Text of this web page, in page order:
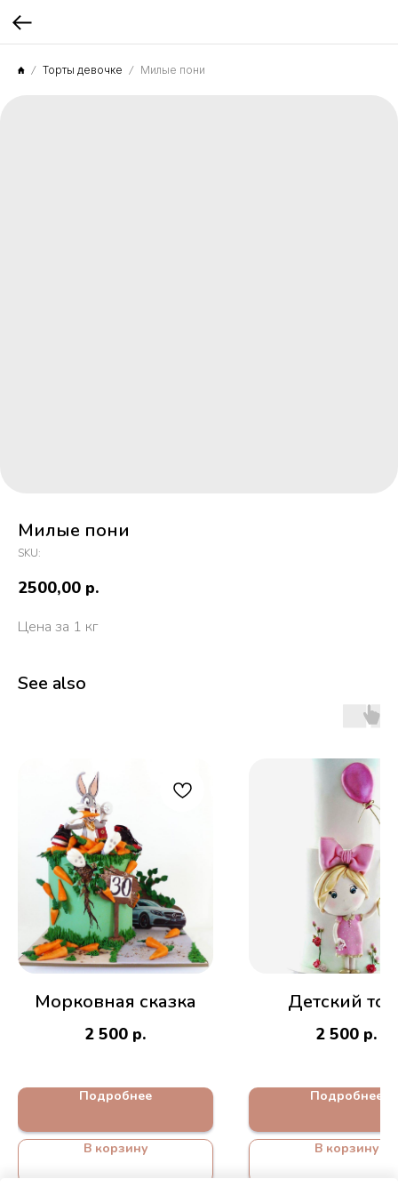
Торты девочке Милые пони
Милые пони
SKU:
2500,00 р.
Цена за 1 кг
See also
Морковная сказка
2 500 р.
Подробнее
В корзину
Детский
2 500 р.
Подробнее
В корзину